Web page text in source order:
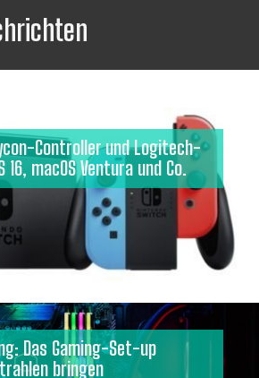
Controller und Logitech-
16, macOS Ventura und Co.
Das Gaming-Set-up
bringen